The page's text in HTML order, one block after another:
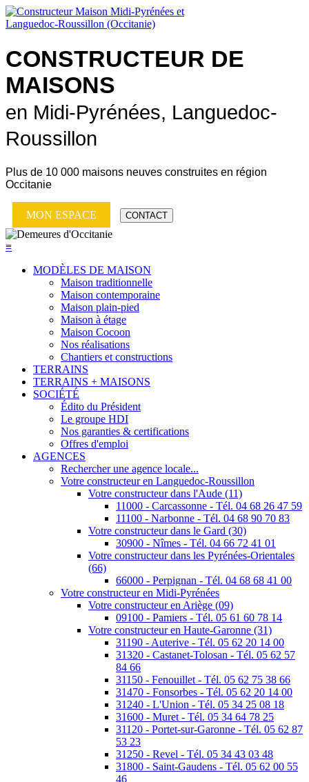
CONSTRUCTEUR DE
MAISONS
en Midi-Pyrénées, Languedoc-
Roussillon
Plus de 10 000 maisons neuves construites en région
Occitanie
MON ESPACE CONTACT
≡
MODÈLES DE MAISON
Maison traditionnelle
Maison contemporaine
Maison plain-pied
Maison à étage
Maison Cocoon
Nos réalisations
Chantiers et constructions
TERRAINS
TERRAINS + MAISONS
SOCIÉTÉ
Édito du Président
Le groupe HDI
Nos garanties & certifications
Offres d'emploi
AGENCES
Rechercher une agence locale...
Votre constructeur en Languedoc-Roussillon
Votre constructeur dans l'Aude (11)
11000 - Carcassonne - Tél. 04 68 26 47 59
11100 - Narbonne - Tél. 04 68 90 70 83
Votre constructeur dans le Gard (30)
30900 - Nîmes - Tél. 04 66 72 41 01
Votre constructeur dans les Pyrénées-Orientales
(66)
66000 - Perpignan - Tél. 04 68 68 41 00
Votre constructeur en Midi-Pyrénées
Votre constructeur en Ariège (09)
09100 - Pamiers - Tél. 05 61 60 78 14
Votre constructeur en Haute-Garonne (31)
31190 - Auterive - Tél. 05 62 20 14 00
31320 - Castanet-Tolosan - Tél. 05 62 57
84 66
31150 - Fenouillet - Tél. 05 62 75 38 66
31470 - Fonsorbes - Tél. 05 62 20 14 00
31240 - L'Union - Tél. 05 34 25 08 18
31600 - Muret - Tél. 05 34 64 78 25
31120 - Portet-sur-Garonne - Tél. 05 62 87
53 23
31250 - Revel - Tél. 05 34 43 03 48
31800 - Saint-Gaudens - Tél. 05 62 00 55
46